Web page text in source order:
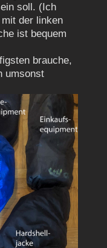
soll. (Ich
der linken
ist bequem
brauche,
umsonst